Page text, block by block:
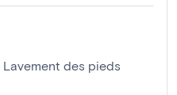
Lavement des pieds